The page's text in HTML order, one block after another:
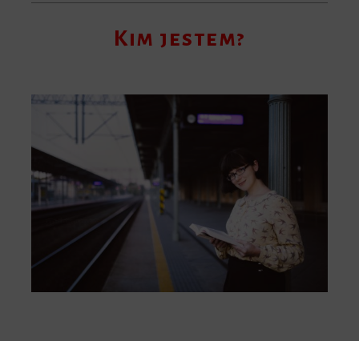
Kim jestem?